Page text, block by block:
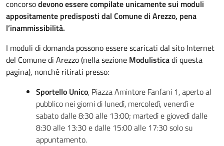
concorsodevono essere compilate unicamente sui moduli
appositamente predisposti dal Comune di Arezzo, pena
l’inammissibilità.
I moduli di domanda possono essere scaricati dal sito Internet
del Comune di Arezzo (nella sezione Modulisticadi questa
pagina), nonché ritirati presso:
Sportello Unico, Piazza Amintore Fanfani 1, aperto al
pubblico nei giorni di lunedì, mercoledì, venerdì e
sabato dalle 8:30 alle 13:00; martedì e giovedì dalle
8:30 alle 13:30 e dalle 15:00 alle 17:30 solo su
appuntamento.